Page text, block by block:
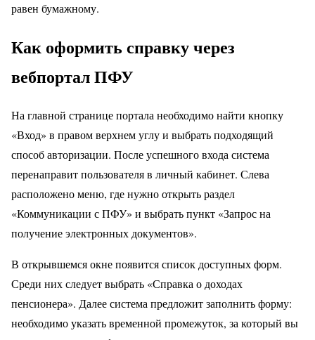
равен бумажному.
Как оформить справку через
вебпортал ПФУ
На главной странице портала необходимо найти кнопку
«Вход» в правом верхнем углу и выбрать подходящий
способ авторизации. После успешного входа система
перенаправит пользователя в личный кабинет. Слева
расположено меню, где нужно открыть раздел
«Коммуникации с ПФУ» и выбрать пункт «Запрос на
получение электронных документов».
В открывшемся окне появится список доступных форм.
Среди них следует выбрать «Справка о доходах
пенсионера». Далее система предложит заполнить форму:
необходимо указать временной промежуток, за который вы